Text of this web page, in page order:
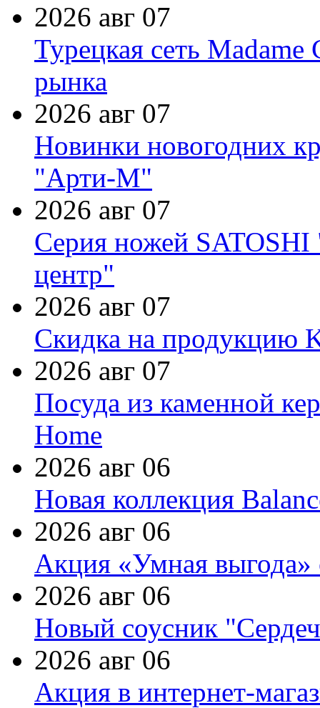
2026 авг 07
Турецкая сеть Madame
рынка
2026 авг 07
Новинки новогодних
"Арти-М"
2026 авг 07
Серия ножей
центр"
2026 авг 07
Скидка на продукцию
2026 авг 07
Посуда из каменной
Home
2026 авг 06
Новая коллекция
2026 авг 06
Акция «Умная выгода»
2026 авг 06
Новый соусник
2026 авг 06
Акция в интернет-